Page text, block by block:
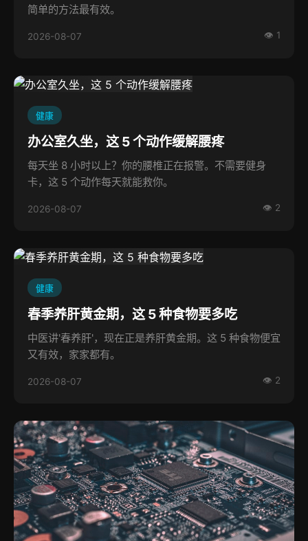
简单的方法最有效。
2026-08-07 👁 1
健康
办公室久坐，这 5 个动作缓解腰疼
每天坐 8 小时以上？你的腰椎正在报警。不需要健身
卡，这 5 个动作每天就能救你。
2026-08-07 👁 2
健康
春季养肝黄金期，这 5 种食物要多吃
中医讲'春养肝'，现在正是养肝黄金期。这 5 种食物便宜
又有效，家家都有。
2026-08-07 👁 2